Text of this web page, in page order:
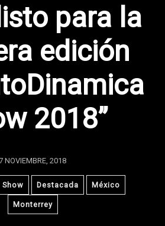
para la
edición
2018”
NOVIEMBRE, 2018
Destacada México
Monterrey